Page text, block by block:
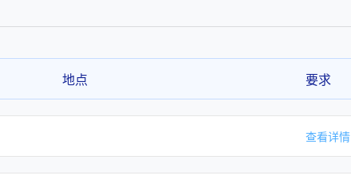
地点 要求
查看详情